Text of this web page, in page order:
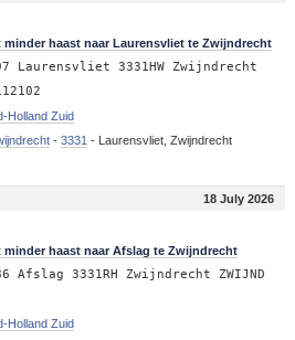
minder haast naar Laurensvliet te Zwijndrecht
Laurensvliet 3331HW Zwijndrecht
Holland Zuid
- 3331 - Laurensvliet, Zwijndrecht
18 July 2026
minder haast naar Afslag te Zwijndrecht
Afslag 3331RH Zwijndrecht ZWIJND
Holland Zuid